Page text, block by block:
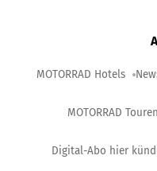
MOTORRAD Hotels
MOTORRAD
Digital-Abo hier